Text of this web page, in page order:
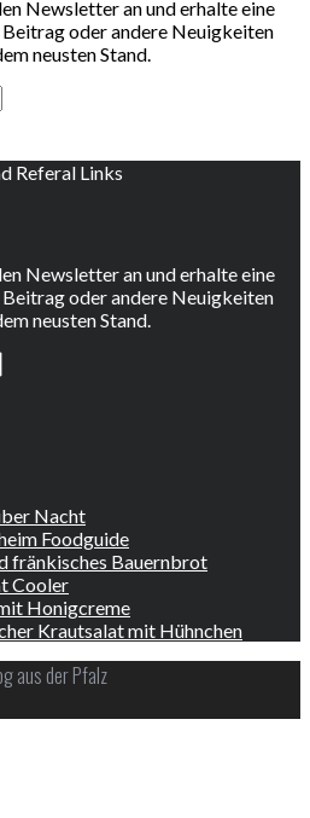
Newsletter an und erhalte eine
Beitrag oder andere Neuigkeiten
neusten Stand.
Referal Links
Newsletter an und erhalte eine
Beitrag oder andere Neuigkeiten
neusten Stand.
Nacht
Foodguide
fränkisches Bauernbrot
Cooler
Honigcreme
Krautsalat mit Hühnchen
aus der Pfalz